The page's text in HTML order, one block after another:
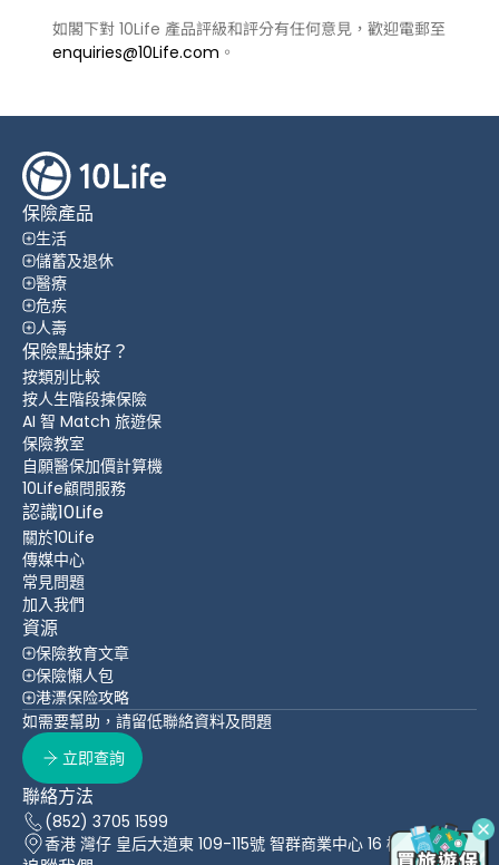
如閣下對 10Life 產品評級和評分有任何意見，歡迎電郵至
enquiries@10Life.com 。
保險產品
生活
儲蓄及退休
醫療
危疾
人壽
保險點揀好？
按類別比較
按人生階段揀保險
AI 智 Match 旅遊保
保險教室
自願醫保加價計算機
10Life顧問服務
認識10Life
關於10Life
傳媒中心
常見問題
加入我們
資源
保險教育文章
保險懶人包
港漂保险攻略
如需要幫助，請留低聯絡資料及問題
立即查詢
聯絡方法
(852) 3705 1599
香港 灣仔 皇后大道東 109-115號 智群商業中心 16 樓